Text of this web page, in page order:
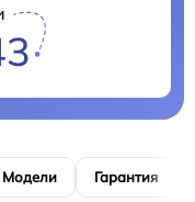
Модели Гарантия